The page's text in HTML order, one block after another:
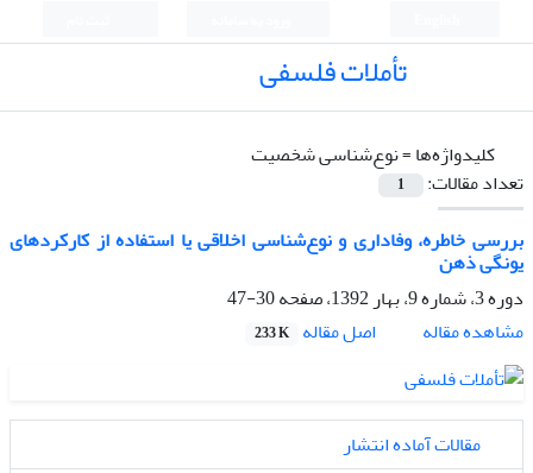
تأملات فلسفی
کلیدواژه‌ها =نوع‌شناسی شخصیت
تعداد مقالات:
1
بررسی خاطره، وفاداری و نوع‌شناسی اخلاقی یا استفاده از کارکردهای
یونگی ذهن
دوره 3، شماره 9، بهار 1392، صفحه
30-47
مشاهده مقاله
اصل مقاله 233 K
مقالات آماده انتشار